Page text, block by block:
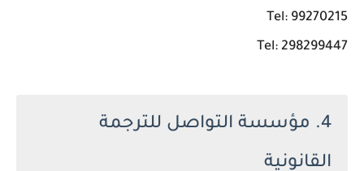
Tel: 99270215
Tel: 298299447
4. مؤسسة التواصل للترجمة
القانونية